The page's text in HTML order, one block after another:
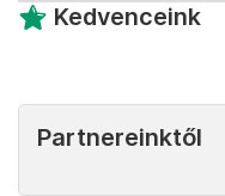
Kedvenceink
Partnereinktől